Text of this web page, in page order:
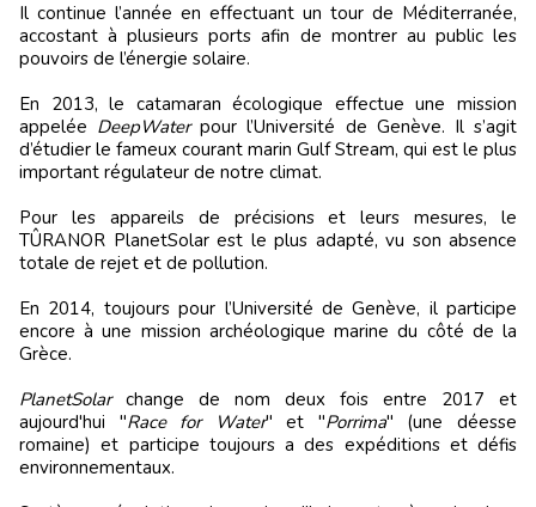
Il continue l’année en effectuant un tour de Méditerranée,
accostant à plusieurs ports afin de montrer au public les
pouvoirs de l’énergie solaire.
En 2013, le catamaran écologique effectue une mission
appelée DeepWaterpour l’Université de Genève. Il s’agit
d’étudier le fameux courant marin Gulf Stream, qui est le plus
important régulateur de notre climat.
Pour les appareils de précisions et leurs mesures, le
TÛRANOR PlanetSolar est le plus adapté, vu son absence
totale de rejet et de pollution.
En 2014, toujours pour l’Université de Genève, il participe
encore à une mission archéologique marine du côté de la
Grèce.
PlanetSolarchange de nom deux fois entre 2017 et
aujourd'hui "Race for Water" et "Porrima" (une déesse
romaine) et participe toujours a des expéditions et défis
environnementaux.